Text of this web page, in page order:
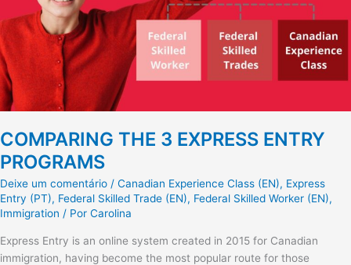
COMPARING THE 3 EXPRESS ENTRY
PROGRAMS
Deixe um comentário / Canadian Experience Class (EN), Express
Entry (PT), Federal Skilled Trade (EN), Federal Skilled Worker (EN),
Immigration / Por Carolina
Express Entry is an online system created in 2015 for Canadian
immigration, having become the most popular route for those
PROGRAMS